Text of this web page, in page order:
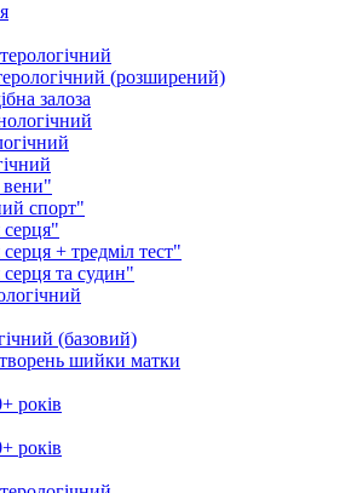
(розширений)
залоза
вени"
спорт"
+ тредміл тест"
та судин"
(базовий)
шийки матки
років
років